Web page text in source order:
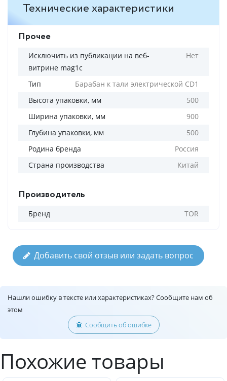
Технические характеристики
Прочее
Исключить из публикации на веб-
витрине mag1c
Нет
Тип
Барабан к тали электрической CD1
Высота упаковки, мм
500
Ширина упаковки, мм
900
Глубина упаковки, мм
500
Родина бренда
Россия
Страна производства
Китай
Производитель
Бренд TOR
Добавить свой отзыв или задать вопрос
Нашли ошибку в тексте или характеристиках? Сообщите нам об
этом
Сообщить об ошибке
Похожие товары